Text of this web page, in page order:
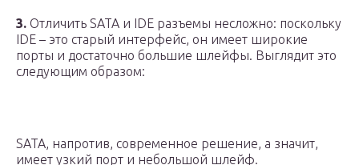
3. Отличить SATA и IDE разъемы несложно: поскольку
IDE – это старый интерфейс, он имеет широкие
порты и достаточно большие шлейфы. Выглядит это
следующим образом:
SATA, напротив, современное решение, а значит,
имеет узкий порт и небольшой шлейф.